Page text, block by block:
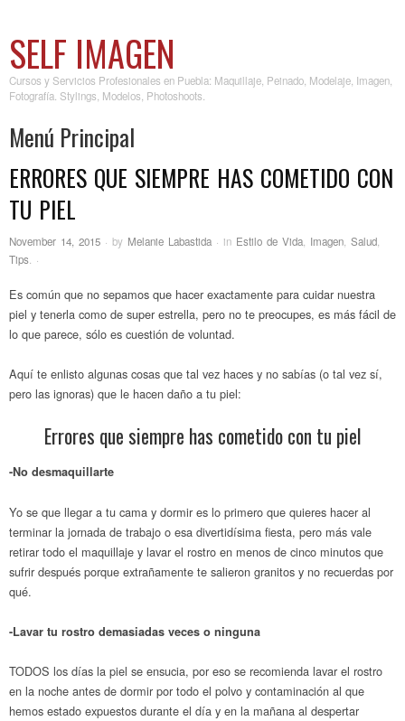
SELF IMAGEN
Cursos y Servicios Profesionales en Puebla: Maquillaje, Peinado, Modelaje, Imagen,
Fotografía. Stylings, Modelos, Photoshoots.
Menú Principal
Skip to content
ERRORES QUE SIEMPRE HAS COMETIDO CON
TU PIEL
November 14, 2015 · by Melanie Labastida · in Estilo de Vida Imagen Salud
Tips ·
Es común que no sepamos que hacer exactamente para cuidar nuestra
piel y tenerla como de super estrella, pero no te preocupes, es más fácil de
lo que parece, sólo es cuestión de voluntad.
Aquí te enlisto algunas cosas que tal vez haces y no sabías (o tal vez sí,
pero las ignoras) que le hacen daño a tu piel:
Errores que siempre has cometido con tu piel
-No desmaquillarte
Yo se que llegar a tu cama y dormir es lo primero que quieres hacer al
terminar la jornada de trabajo o esa divertidísima fiesta, pero más vale
retirar todo el maquillaje y lavar el rostro en menos de cinco minutos que
sufrir después porque extrañamente te salieron granitos y no recuerdas por
qué.
-Lavar tu rostro demasiadas veces o ninguna
TODOS los días la piel se ensucia, por eso se recomienda lavar el rostro
en la noche antes de dormir por todo el polvo y contaminación al que
hemos estado expuestos durante el día y en la mañana al despertar